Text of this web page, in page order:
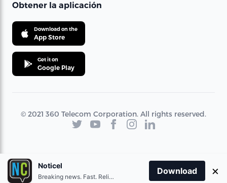
Obtener la aplicación
Download on the
App Store
Get it on
Google Play
© 2021 360 Telecom Corporation. All rights reserved.
Noticel
Breaking news. Fast. Reliable.
Download ×